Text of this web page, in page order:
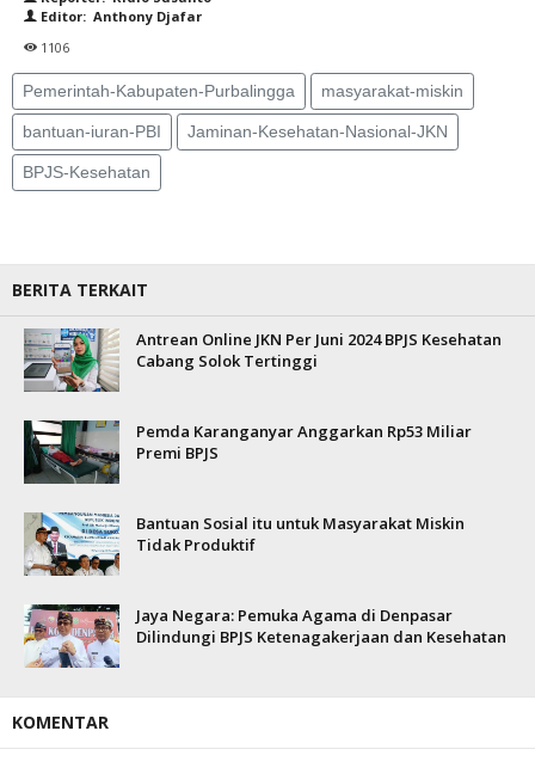
Editor: Anthony Djafar
1106
Pemerintah-Kabupaten-Purbalingga masyarakat-miskin
bantuan-iuran-PBI Jaminan-Kesehatan-Nasional-JKN
BPJS-Kesehatan
BERITA TERKAIT
Antrean Online JKN Per Juni 2024 BPJS Kesehatan
Cabang Solok Tertinggi
Pemda Karanganyar Anggarkan Rp53 Miliar
Premi BPJS
Bantuan Sosial itu untuk Masyarakat Miskin
Tidak Produktif
Jaya Negara: Pemuka Agama di Denpasar
Dilindungi BPJS Ketenagakerjaan dan Kesehatan
KOMENTAR